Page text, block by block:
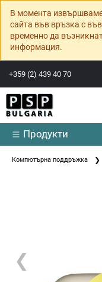
В момента извършваме
сайта във връзка с
временно да
информация.
+359 (2) 439 40 70
Продукти
Компютърна поддръжка
❮